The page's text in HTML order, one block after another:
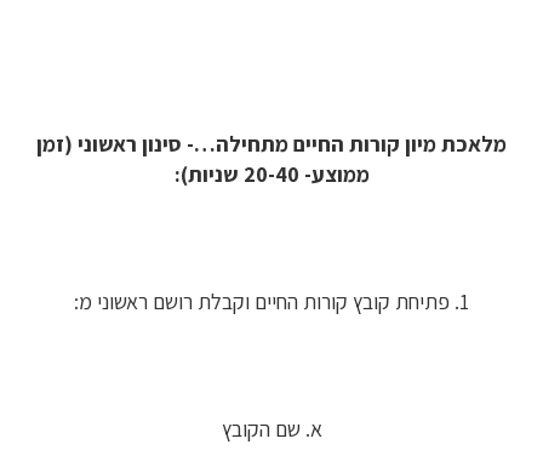
מלאכת מיון קורות החיים מתחילה…- סינון ראשוני (זמן
ממוצע- 20-40 שניות):
1. פתיחת קובץ קורות החיים וקבלת רושם ראשוני מ:
א. שם הקובץ